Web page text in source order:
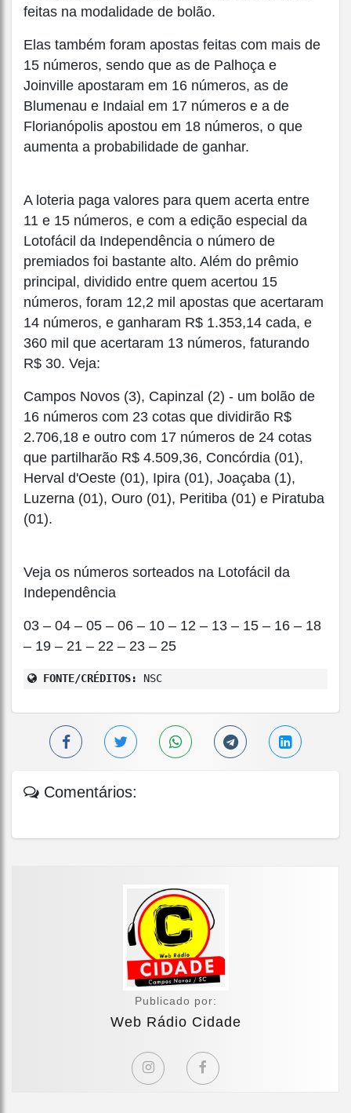
feitas na modalidade de bolão.
Elas também foram apostas feitas com mais de
15 números, sendo que as de Palhoça e
Joinville apostaram em 16 números, as de
Blumenau e Indaial em 17 números e a de
Florianópolis apostou em 18 números, o que
aumenta a probabilidade de ganhar.
A loteria paga valores para quem acerta entre
11 e 15 números, e com a edição especial da
Lotofácil da Independência o número de
premiados foi bastante alto. Além do prêmio
principal, dividido entre quem acertou 15
números, foram 12,2 mil apostas que acertaram
14 números, e ganharam R$ 1.353,14 cada, e
360 mil que acertaram 13 números, faturando
R$ 30. Veja:
Campos Novos (3), Capinzal (2) - um bolão de
16 números com 23 cotas que dividirão R$
2.706,18 e outro com 17 números de 24 cotas
que partilharão R$ 4.509,36, Concórdia (01),
Herval d'Oeste (01), Ipira (01), Joaçaba (1),
Luzerna (01), Ouro (01), Peritiba (01) e Piratuba
(01).
Veja os números sorteados na Lotofácil da
Independência
03 – 04 – 05 – 06 – 10 – 12 – 13 – 15 – 16 – 18
– 19 – 21 – 22 – 23 – 25
FONTE/CRÉDITOS: NSC
Comentários:
Publicado por:
Web Rádio Cidade